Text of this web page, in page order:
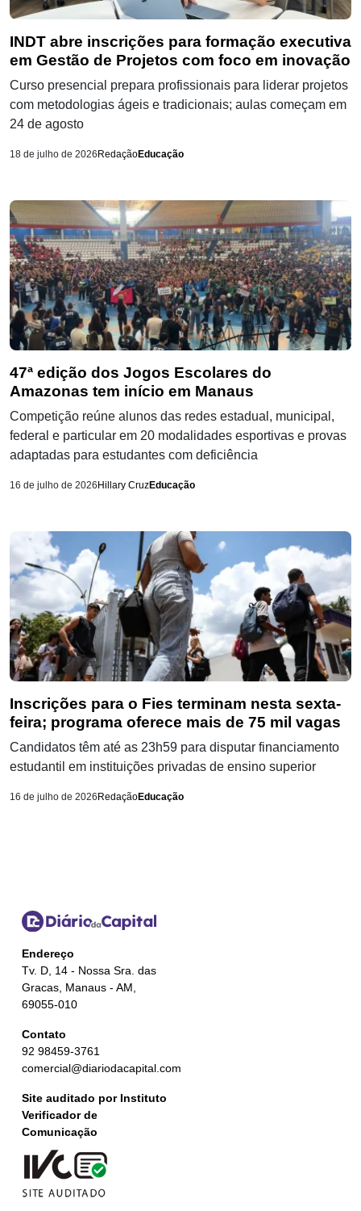
INDT abre inscrições para formação executiva
em Gestão de Projetos com foco em inovação
Curso presencial prepara profissionais para liderar projetos
com metodologias ágeis e tradicionais; aulas começam em
24 de agosto
18 de julho de 2026 RedaçãoEducação
47ª edição dos Jogos Escolares do
Amazonas tem início em Manaus
Competição reúne alunos das redes estadual, municipal,
federal e particular em 20 modalidades esportivas e provas
adaptadas para estudantes com deficiência
16 de julho de 2026 Hillary CruzEducação
Inscrições para o Fies terminam nesta sexta-
feira; programa oferece mais de 75 mil vagas
Candidatos têm até as 23h59 para disputar financiamento
estudantil em instituições privadas de ensino superior
16 de julho de 2026 RedaçãoEducação
Endereço
Tv. D, 14 - Nossa Sra. das
Gracas, Manaus - AM,
69055-010
Contato
92 98459-3761
comercial@diariodacapital.com
Site auditado por Instituto
Verificador de
Comunicação